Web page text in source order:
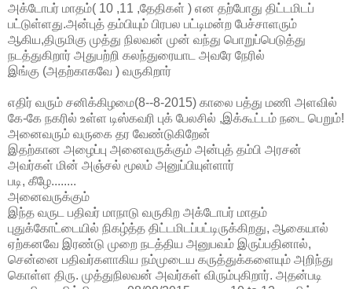
அக்டோபர் மாதம்( 10 ,11 ,தேதிகள் ) என தற்போது திட்டமிடப்
பட்டுள்ளது.அன்புத் தம்பியும் பிரபல பட்டிமன்ற பேச்சாளரும்
ஆகிய,திருமிகு முத்து நிலவன் முன் வந்து பொறுப்பெடுத்து
நடத்துகிறார் அதுபற்றி கலந்துரையாட அவரே நேரில்
இங்கு (அதற்காகவே ) வருகிறார்
எதிர் வரும் சனிக்கிழமை(8--8-2015) காலை பத்து மணி அளவில்
கே-கே நகரில் உள்ள டிஸ்கவரி புக் பேலசில் ,இக்கூட்டம் நடை பெறும்!
அனைவரும் வருகை தர வேண்டுகிறேன்
இதற்கான அழைப்பு அனைவருக்கும் அன்புத் தம்பி அரசன்
அவர்கள் மின் அஞ்சல் மூலம் அனுப்பியுள்ளார்
படி, கீழே........
அனைவருக்கும்
இந்த வருட பதிவர் மாநாடு வருகிற அக்டோபர் மாதம்
புதுக்கோட்டையில் நிகழ்த்த திட்டமிடப்பட்டிருக்கிறது, ஆகையால்
ஏற்கனவே இரண்டு முறை நடத்திய அனுபவம் இருப்பதினால்,
சென்னை பதிவர்களாகிய நம்முடைய கருத்துக்களையும் அறிந்து
கொள்ள திரு. முத்துநிலவன் அவர்கள் விரும்புகிறார். அதன்படி